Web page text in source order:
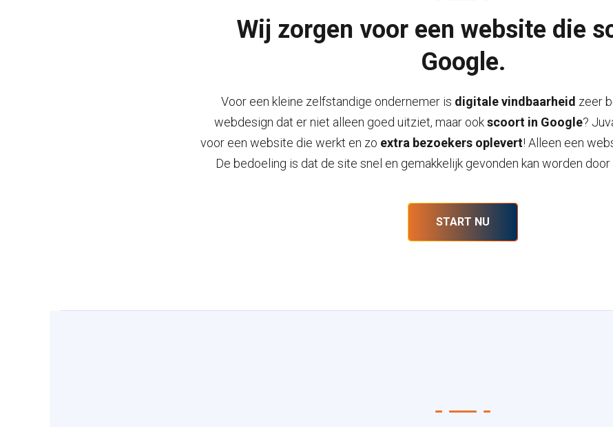
Wij zorgen voor een website die
Google.
Voor een kleine zelfstandige ondernemer is digitale vindbaarheid zeer
webdesign dat er niet alleen goed uitziet, maar ookscoort in Google?
voor een website die werkt en zo extra bezoekers oplevert! Alleen een
De bedoeling is dat de site snel en gemakkelijk gevonden kan worden door
START NU